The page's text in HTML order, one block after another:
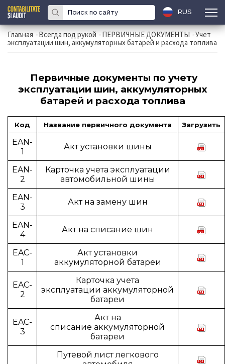
RUS
Главная -Всегда под рукой -ПЕРВИЧНЫЕ ДОКУМЕНТЫ -Учет
эксплуатации шин, аккумуляторных батарей и расхода топлива
Первичные документы по учету
эксплуатации шин, аккумуляторных
батарей и расхода топлива
Код Название первичного документа Загрузить
EAN-
1
Акт установки шины
EAN-
2
Карточка учета эксплуатации
автомобильной шины
EAN-
3
Акт на замену шин
EAN-
4
Акт на списание шин
EAC-
1
Акт установки
аккумуляторной батареи
EAC-
2
Карточка учета
эксплуатации аккумуляторной
батареи
EAC-
3
Акт на
списание аккумуляторной
батареи
Путевой лист легкового